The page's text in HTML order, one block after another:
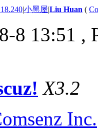
|小黑屋|Liu Huan (
8 13:51 ,
X3.2
Inc.